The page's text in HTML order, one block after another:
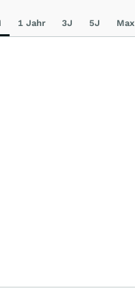
1 Jahr 3J 5J Max